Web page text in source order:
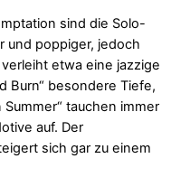
sind die Solo-
und poppiger, jedoch
etwa eine jazzige
Burn“ besondere Tiefe,
Summer“ tauchen immer
auf. Der
sich gar zu einem